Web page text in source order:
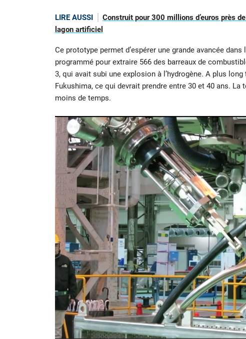
LIRE AUSSI
Construit pour 300 millions d’euros près
lagon artificiel
Ce prototype permet d’espérer une grande avancée
programmé pour extraire 566 des barreaux de
3, qui avait subi une explosion à l’hydrogène. A plus
Fukushima, ce qui devrait prendre entre 30 et 40 ans.
moins de temps.